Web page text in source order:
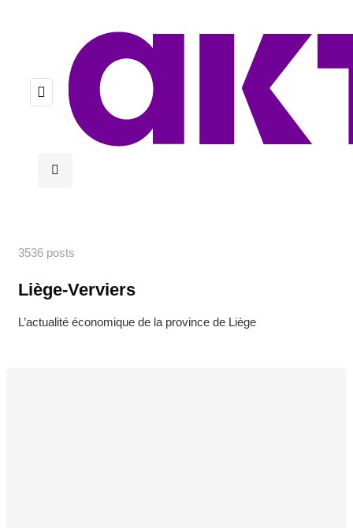
3536 posts
Liège-Verviers
L’actualité économique de la province de Liège